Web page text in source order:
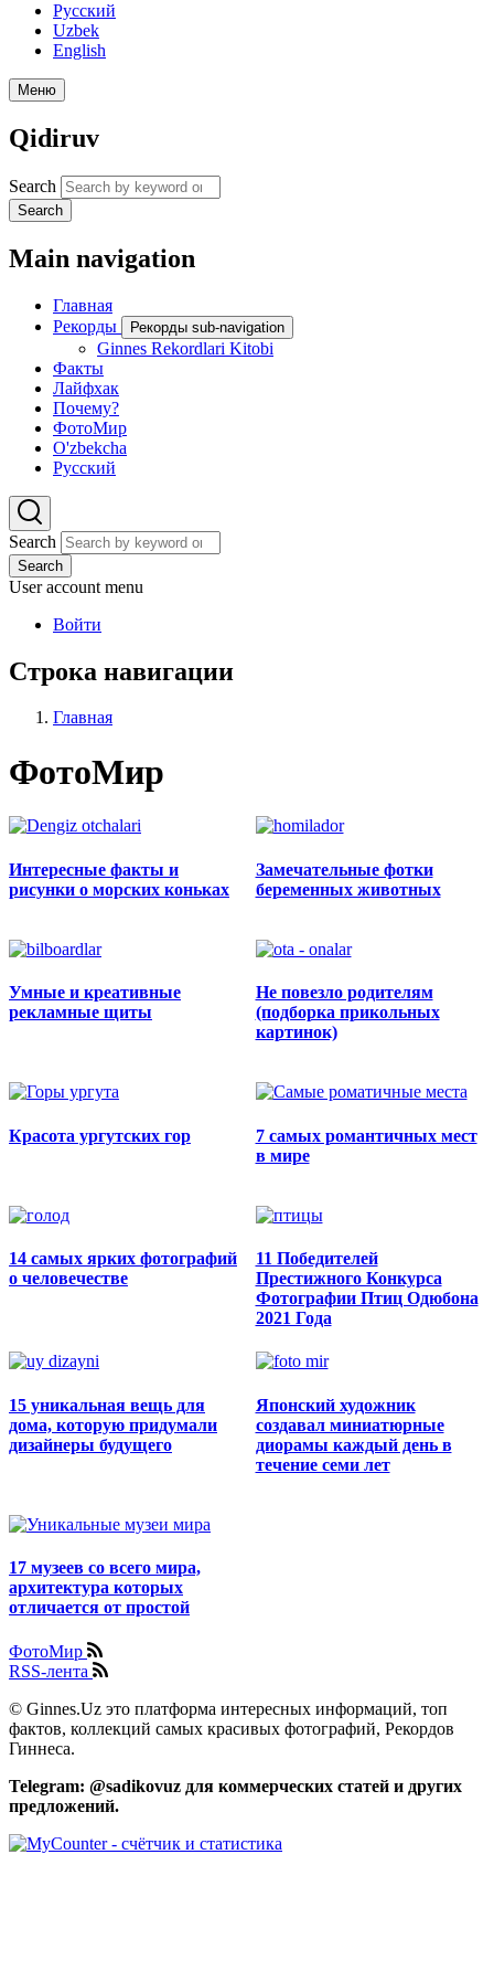
Русский
Uzbek
English
Меню
Qidiruv
Search
Search
Main navigation
Главная
Рекорды
Рекорды sub-navigation
Ginnes Rekordlari Kitobi
Факты
Лайфхак
Почему?
ФотоМир
O'zbekcha
Русский
Search
Search
User account menu
Войти
Строка навигации
Главная
ФотоМир
Интересные факты и
рисунки о морских коньках
Замечательные фотки
беременных животных
Умные и креативные
рекламные щиты
Не повезло родителям
(подборка прикольных
картинок)
Красота ургутских гор
7 самых романтичных мест
в мире
14 самых ярких фотографий
о человечестве
11 Победителей
Престижного Конкурса
Фотографии Птиц Одюбона
2021 Года
15 уникальная вещь для
дома, которую придумали
дизайнеры будущего
Японский художник
создавал миниатюрные
диорамы каждый день в
течение семи лет
17 музеев со всего мира,
архитектура которых
отличается от простой
ФотоМир
RSS-лента
© Ginnes.Uz это платформа интересных информаций, топ
фактов, коллекций самых красивых фотографий, Рекордов
Гиннеса.
Telegram: @sadikovuz для коммерческих статей и других
предложений.